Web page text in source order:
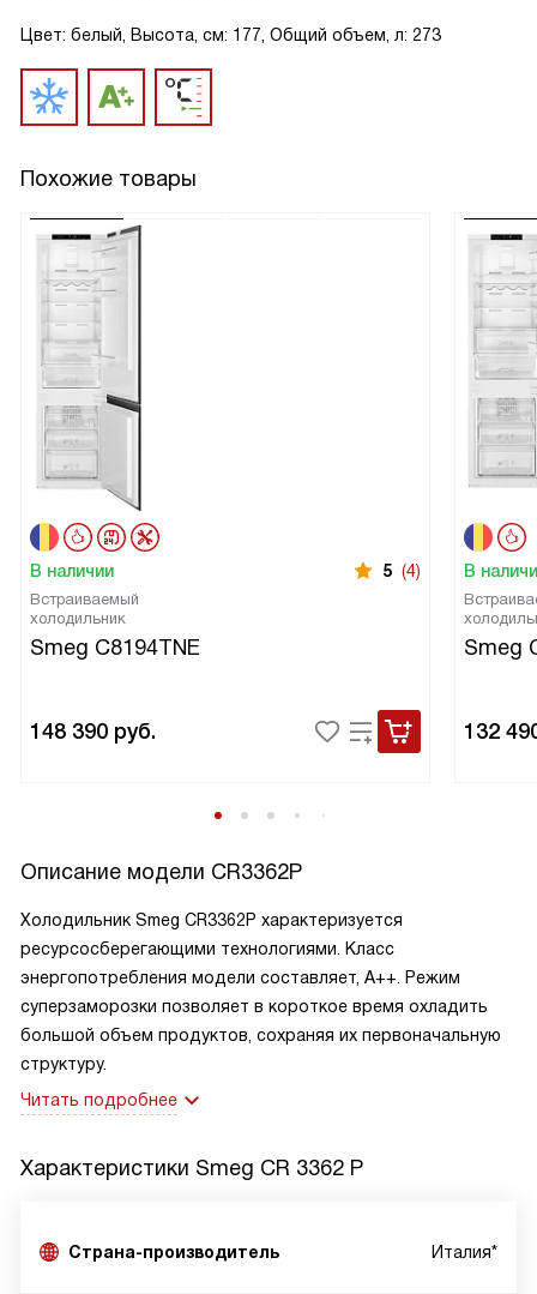
Цвет: белый, Высота, см: 177, Общий объем, л: 273
Похожие товары
В наличии 5 (4)
Встраиваемый
холодильник
Smeg C8194TNE
148 390 руб.
В
Smeg
132
Описание модели CR3362P
Холодильник Smeg CR3362P характеризуется
ресурсосберегающими технологиями. Класс
энергопотребления модели составляет, А++. Режим
суперзаморозки позволяет в короткое время охладить
большой объем продуктов, сохраняя их первоначальную
структуру.
Читать подробнее
Характеристики Smeg CR 3362 P
Страна-производитель Италия*